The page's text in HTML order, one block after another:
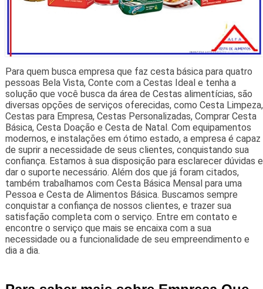
Para quem busca empresa que faz cesta básica para quatro
pessoas Bela Vista, Conte com a Cestas Ideal e tenha a
solução que você busca da área de Cestas alimentícias, são
diversas opções de serviços oferecidas, como Cesta Limpeza,
Cestas para Empresa, Cestas Personalizadas, Comprar Cesta
Básica, Cesta Doação e Cesta de Natal. Com equipamentos
modernos, e instalações em ótimo estado, a empresa é capaz
de suprir a necessidade de seus clientes, conquistando sua
confiança. Estamos à sua disposição para esclarecer dúvidas e
dar o suporte necessário. Além dos que já foram citados,
também trabalhamos com Cesta Básica Mensal para uma
Pessoa e Cesta de Alimentos Básica. Buscamos sempre
conquistar a confiança de nossos clientes, e trazer sua
satisfação completa com o serviço. Entre em contato e
encontre o serviço que mais se encaixa com a sua
necessidade ou a funcionalidade de seu empreendimento e
dia a dia.